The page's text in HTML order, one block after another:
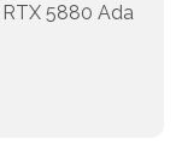
RTX 5880 Ada